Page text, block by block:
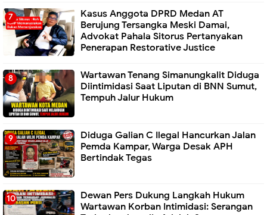
Kasus Anggota DPRD Medan AT
Berujung Tersangka Meski Damai,
Advokat Pahala Sitorus Pertanyakan
Penerapan Restorative Justice
Wartawan Tenang Simanungkalit Diduga
Diintimidasi Saat Liputan di BNN Sumut,
Tempuh Jalur Hukum
Diduga Galian C Ilegal Hancurkan Jalan
Pemda Kampar, Warga Desak APH
Bertindak Tegas
Dewan Pers Dukung Langkah Hukum
Wartawan Korban Intimidasi: Serangan